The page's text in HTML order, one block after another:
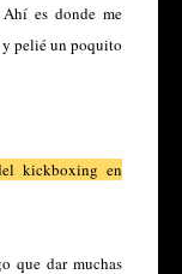
es donde me
y pelié un poquito
kickboxing en
que dar muchas